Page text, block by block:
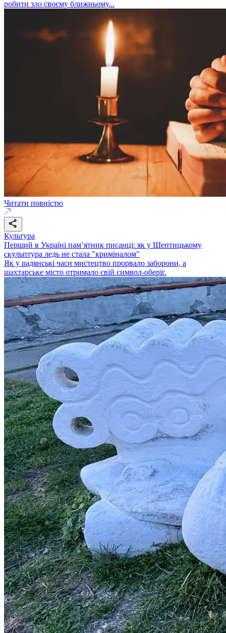
робити зло своєму ближньому...
Читати повністю
Культура
Перший в Україні пам’ятник писанці: як у Шептицькому
скульптура ледь не стала "криміналом"
Як у радянські часи мистецтво прорвало заборони, а
шахтарське місто отримало свій символ-оберіг.